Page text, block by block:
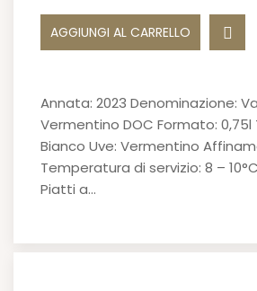
AGGIUNGI AL CARRELLO
Annata: 2023 Denominazione:
Vermentino DOC Formato: 0,75l
Bianco Uve: Vermentino
Temperatura di servizio: 8 –
Piatti a…